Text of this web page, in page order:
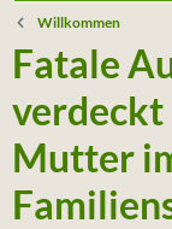
Willkommen
Fatale
verdeckt
Mutter